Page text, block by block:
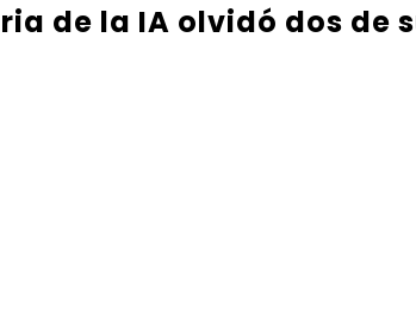
de la IA olvidó dos de